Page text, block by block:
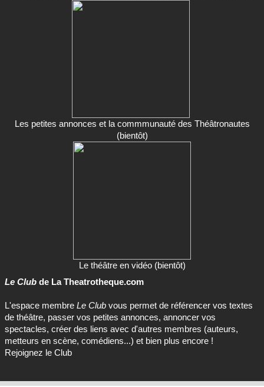
Les petites annonces et la commmunauté des Théâtronautes
(bientôt)
Le théâtre en vidéo (bientôt)
Le Club de La Theatrotheque.com
L'espace membre Le Club vous permet de référencer vos textes
de théâtre, passer vos petites annonces, annoncer vos
spectacles, créer des liens avec d'autres membres (auteurs,
metteurs en scène, comédiens...) et bien plus encore !
Rejoignez le Club